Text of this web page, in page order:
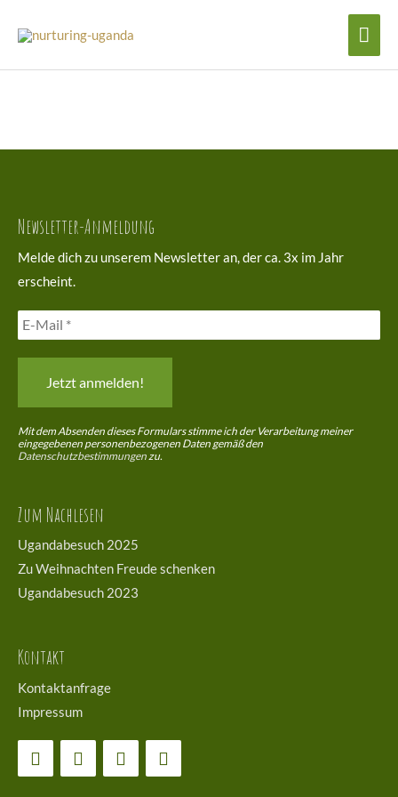
Inhalt
Newsletter-Anmeldung
Melde dich zu unserem Newsletter an, der ca. 3x im Jahr
erscheint.
Mit dem Absenden dieses Formulars stimme ich der Verarbeitung meiner
eingegebenen personenbezogenen Daten gemäß den
Datenschutzbestimmungen zu.
Zum Nachlesen
Ugandabesuch 2025
Zu Weihnachten Freude schenken
Ugandabesuch 2023
Kontakt
Kontaktanfrage
Impressum